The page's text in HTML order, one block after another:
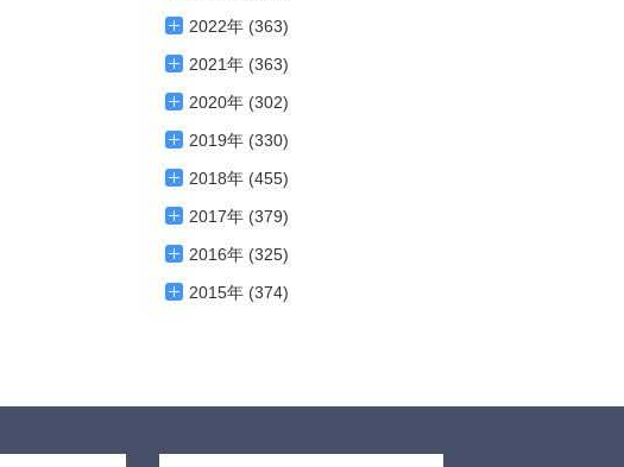
2022年 (363)
2021年 (363)
2020年 (302)
2019年 (330)
2018年 (455)
2017年 (379)
2016年 (325)
2015年 (374)